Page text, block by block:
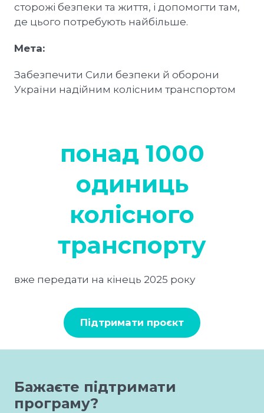
сторожі безпеки та життя, і допомогти там,
де цього потребують найбільше.
Мета:
Забезпечити Сили безпеки й оборони
України надійним колісним транспортом
понад 1000
одиниць
колісного
транспорту
вже передати на кінець 2025 року
Підтримати проєкт
Бажаєте підтримати
програму?